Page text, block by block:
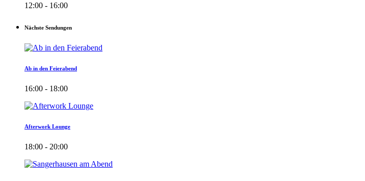
12:00 - 16:00
Nächste Sendungen
Ab in den Feierabend
16:00 - 18:00
Afterwork Lounge
18:00 - 20:00